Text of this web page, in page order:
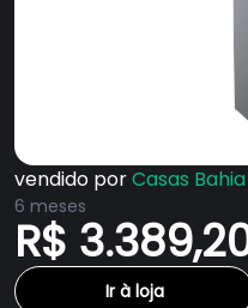
vendido porCasas Bahia
6 meses
R$
Ir à loja